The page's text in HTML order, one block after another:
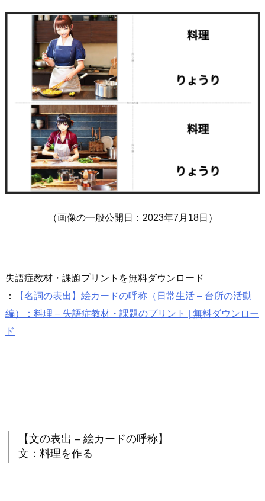
（画像の一般公開日：2023年7月18日）
失語症教材・課題プリントを無料ダウンロード
：
【名詞の表出】絵カードの呼称（日常生活 – 台所の活動
編）：料理 – 失語症教材・課題のプリント | 無料ダウンロー
ド
【文の表出 – 絵カードの呼称】
文：料理を作る